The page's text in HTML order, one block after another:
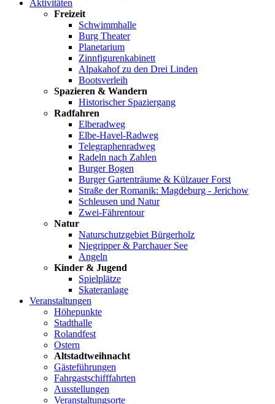
Aktivitäten
Freizeit
Schwimmhalle
Burg Theater
Planetarium
Zinnfigurenkabinett
Alpakahof zu den Drei Linden
Bootsverleih
Spazieren & Wandern
Historischer Spaziergang
Radfahren
Elberadweg
Elbe-Havel-Radweg
Telegraphenradweg
Radeln nach Zahlen
Burger Bogen
Burger Gartenträume & Külzauer Forst
Straße der Romanik: Magdeburg - Jerichow
Schleusen und Natur
Zwei-Fährentour
Natur
Naturschutzgebiet Bürgerholz
Niegripper & Parchauer See
Angeln
Kinder & Jugend
Spielplätze
Skateranlage
Veranstaltungen
Höhepunkte
Stadthalle
Rolandfest
Ostern
Altstadtweihnacht
Gästeführungen
Fahrgastschifffahrten
Ausstellungen
Veranstaltungsorte